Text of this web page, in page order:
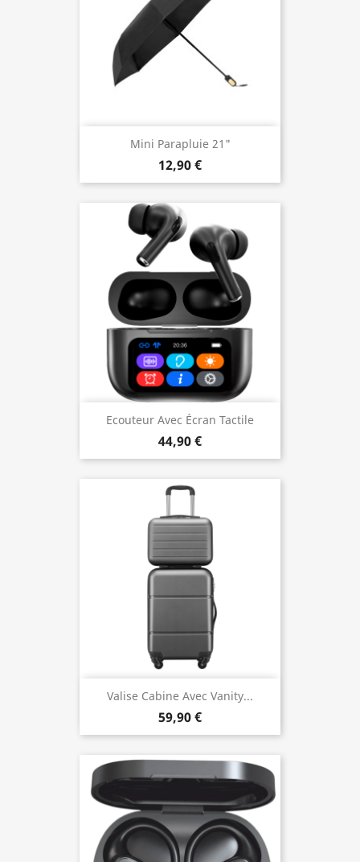
Mini Parapluie 21"
12,90 €
Ecouteur Avec Écran Tactile
44,90 €
Valise Cabine Avec Vanity...
59,90 €